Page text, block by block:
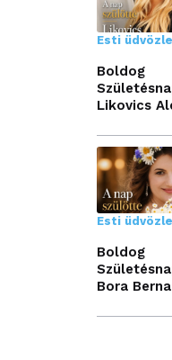
Esti
Boldog
Likovics
Esti
Boldog
Bora